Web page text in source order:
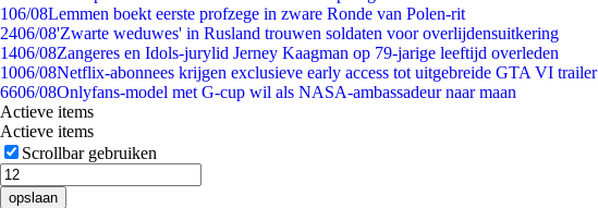
106/08Lemmen boekt eerste profzege in zware Ronde van Polen-rit
2406/08'Zwarte weduwes' in Rusland trouwen soldaten voor overlijdensuitkering
1406/08Zangeres en Idols-jurylid Jerney Kaagman op 79-jarige leeftijd overleden
1006/08Netflix-abonnees krijgen exclusieve early access tot uitgebreide GTA VI trailer
6606/08Onlyfans-model met G-cup wil als NASA-ambassadeur naar maan
Actieve items
Actieve items
Scrollbar gebruiken
opslaan